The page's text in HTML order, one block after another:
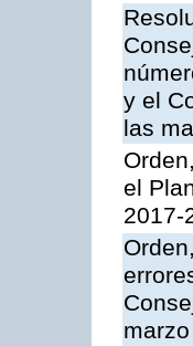
y el
las
el
2017-